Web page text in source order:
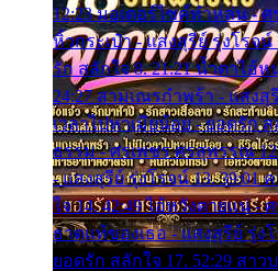
12:23 มอเตอร์ไซค์ทำหล่น -
หิ้วกระเป๋า - แสงสุรีย์ รุ่งโรจน์
รัก สลักใจ 8. 21:21 น้ำตาไอ้
24:27 สามเณรกำพร้า - แสงสุ
เวลาไปหาเมียน้อย - ยอดรัก ส
ธรรม - ศรเพชร ศรสุพรรณ
- แสงสุรีย์ รุ่งโรจน์ 13. 39:01
ใจ 14. 42:49 ไอ้หวังตายแน่ -
ธาตุแท้ของเธอ - แสงสุรีย์ รุ่ง
ยอดรัก สลักใจ 17. 52:29 สา